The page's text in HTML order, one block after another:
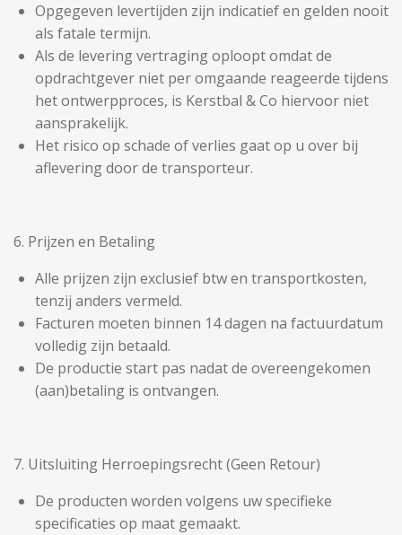
Opgegeven levertijden zijn indicatief en gelden nooit
als fatale termijn.
Als de levering vertraging oploopt omdat de
opdrachtgever niet per omgaande reageerde tijdens
het ontwerpproces, is Kerstbal & Co hiervoor niet
aansprakelijk.
Het risico op schade of verlies gaat op u over bij
aflevering door de transporteur.
6. Prijzen en Betaling
Alle prijzen zijn exclusief btw en transportkosten,
tenzij anders vermeld.
Facturen moeten binnen 14 dagen na factuurdatum
volledig zijn betaald.
De productie start pas nadat de overeengekomen
(aan)betaling is ontvangen.
7. Uitsluiting Herroepingsrecht (Geen Retour)
De producten worden volgens uw specifieke
specificaties op maat gemaakt.